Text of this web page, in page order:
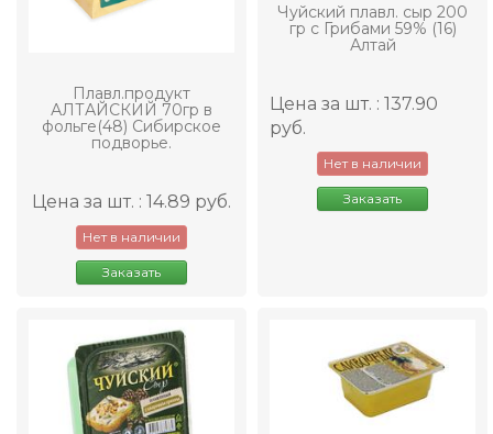
Плавл.продукт
АЛТАЙСКИЙ 70гр в
фольге(48) Сибирское
подворье.
Цена за шт. : 14.89 руб.
Нет в наличии
Заказать
Чуйский плавл. сыр 200
гр с Грибами 59% (16)
Алтай
Цена за шт. : 137.90
руб.
Нет в наличии
Заказать